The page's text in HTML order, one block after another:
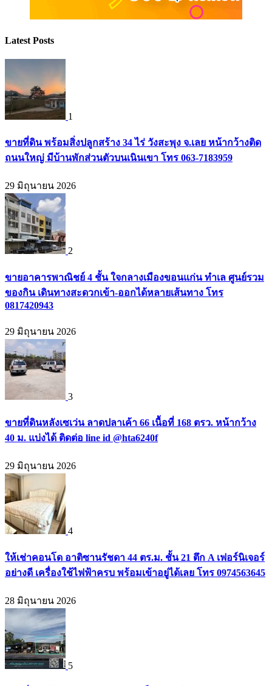
Latest Posts
1
ขายที่ดิน พร้อมสิ่งปลูกสร้าง 34 ไร่ วังสะพุง จ.เลย หน้ากว้างติด
ถนนใหญ่ มีบ้านพักส่วนตัวบนเนินเขา โทร 063-7183959
29 มิถุนายน 2026
2
ขายอาคารพาณิชย์ 4 ชั้น ใจกลางเมืองขอนแก่น ทำเล ศูนย์รวม
ของกิน เดินทางสะดวกเข้า-ออกได้หลายเส้นทาง โทร
0817420943
29 มิถุนายน 2026
3
ขายที่ดินหลังเซเว่น ลาดปลาเค้า 66 เนื้อที่ 168 ตรว. หน้ากว้าง
40 ม. แบ่งได้ ติดต่อ line id @hta6240f
29 มิถุนายน 2026
4
ให้เช่าคอนโด อาติซานรัชดา 44 ตร.ม. ชั้น 21 ตึก A เฟอร์นิเจอร์
อย่างดี เครื่องใช้ไฟฟ้าครบ พร้อมเข้าอยู่ได้เลย โทร 0974563645
28 มิถุนายน 2026
5